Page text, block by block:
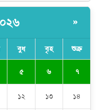
»
বুধ বৃহ শুক্র
৫ ৬ ৭
১২ ১৩ ১৪